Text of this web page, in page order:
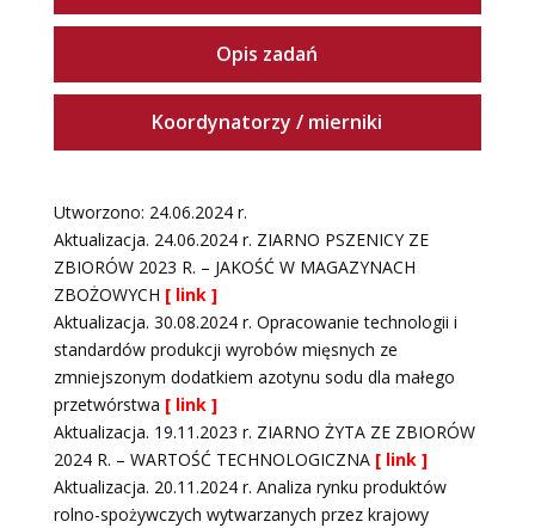
Opis zadań
Koordynatorzy / mierniki
Utworzono: 24.06.2024 r.
Aktualizacja. 24.06.2024 r. ZIARNO PSZENICY ZE
ZBIORÓW 2023 R. – JAKOŚĆ W MAGAZYNACH
ZBOŻOWYCH [ link ]
Aktualizacja. 30.08.2024 r. Opracowanie technologii i
standardów produkcji wyrobów mięsnych ze
zmniejszonym dodatkiem azotynu sodu dla małego
przetwórstwa [ link ]
Aktualizacja. 19.11.2023 r. ZIARNO ŻYTA ZE ZBIORÓW
2024 R. – WARTOŚĆ TECHNOLOGICZNA [ link ]
Aktualizacja. 20.11.2024 r. Analiza rynku produktów
rolno-spożywczych wytwarzanych przez krajowy